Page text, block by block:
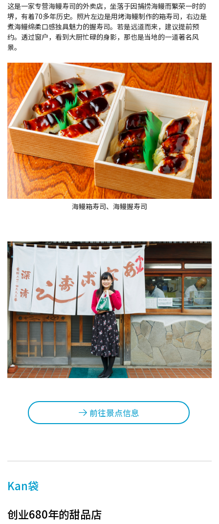
这是一家专营海鳗寿司的外卖店，坐落于因捕捞海鳗而繁荣一时的
堺，有着70多年历史。照片左边是用烤海鳗制作的箱寿司，右边是
煮海鳗绵柔口感独具魅力的握寿司。若是远道而来，建议提前预
约。透过窗户，看到大厨忙碌的身影，那也是当地的一道著名风
景。
海鳗箱寿司、海鳗握寿司
前往景点信息
Kan袋
创业680年的甜品店